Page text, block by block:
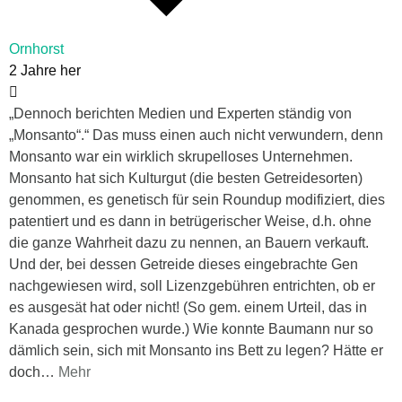
Ornhorst
2 Jahre her
„Dennoch berichten Medien und Experten ständig von
„Monsanto“.“ Das muss einen auch nicht verwundern, denn
Monsanto war ein wirklich skrupelloses Unternehmen.
Monsanto hat sich Kulturgut (die besten Getreidesorten)
genommen, es genetisch für sein Roundup modifiziert, dies
patentiert und es dann in betrügerischer Weise, d.h. ohne
die ganze Wahrheit dazu zu nennen, an Bauern verkauft.
Und der, bei dessen Getreide dieses eingebrachte Gen
nachgewiesen wird, soll Lizenzgebühren entrichten, ob er
es ausgesät hat oder nicht! (So gem. einem Urteil, das in
Kanada gesprochen wurde.) Wie konnte Baumann nur so
dämlich sein, sich mit Monsanto ins Bett zu legen? Hätte er
doch… Mehr